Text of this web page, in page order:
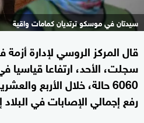
سيدتان في موسكو ترتديان كمامات واقية
قال المركز الروسي لإدارة أزمة
سجلت، الأحد، ارتفاعا قياسيا
6060 حالة، خلال الأربع
رفع إجمالي الإصابات في البلاد إلى